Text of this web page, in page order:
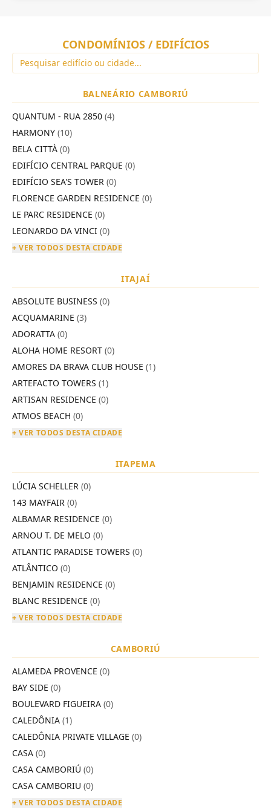
CONDOMÍNIOS / EDIFÍCIOS
BALNEÁRIO CAMBORIÚ
QUANTUM - RUA 2850 (4)
HARMONY (10)
BELA CITTÀ (0)
EDIFÍCIO CENTRAL PARQUE (0)
EDIFÍCIO SEA'S TOWER (0)
FLORENCE GARDEN RESIDENCE (0)
LE PARC RESIDENCE (0)
LEONARDO DA VINCI (0)
+ VER TODOS DESTA CIDADE
ITAJAÍ
ABSOLUTE BUSINESS (0)
ACQUAMARINE (3)
ADORATTA (0)
ALOHA HOME RESORT (0)
AMORES DA BRAVA CLUB HOUSE (1)
ARTEFACTO TOWERS (1)
ARTISAN RESIDENCE (0)
ATMOS BEACH (0)
+ VER TODOS DESTA CIDADE
ITAPEMA
LÚCIA SCHELLER (0)
143 MAYFAIR (0)
ALBAMAR RESIDENCE (0)
ARNOU T. DE MELO (0)
ATLANTIC PARADISE TOWERS (0)
ATLÂNTICO (0)
BENJAMIN RESIDENCE (0)
BLANC RESIDENCE (0)
+ VER TODOS DESTA CIDADE
CAMBORIÚ
ALAMEDA PROVENCE (0)
BAY SIDE (0)
BOULEVARD FIGUEIRA (0)
CALEDÔNIA (1)
CALEDÔNIA PRIVATE VILLAGE (0)
CASA (0)
CASA CAMBORIÚ (0)
CASA CAMBORIU (0)
+ VER TODOS DESTA CIDADE